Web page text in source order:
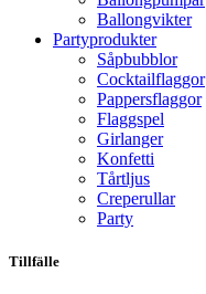
Ballong­vikter
Party­­produkter
Såpbubblor
Cocktail­flaggor
Pappers­flaggor
Flaggspel
Girlanger
Konfetti
Tårtljus
Creperullar
Party
Tillfälle